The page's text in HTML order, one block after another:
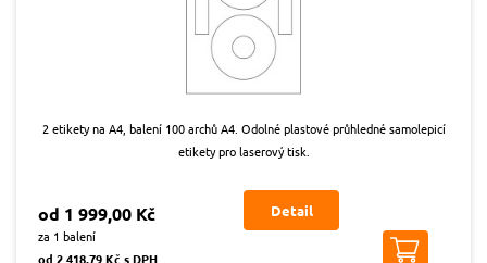
2 etikety na A4, balení 100 archů A4. Odolné plastové průhledné samolepicí
etikety pro laserový tisk.
od 1 999,00 Kč
za 1 balení
od 2 418,79 Kč s DPH
Detail